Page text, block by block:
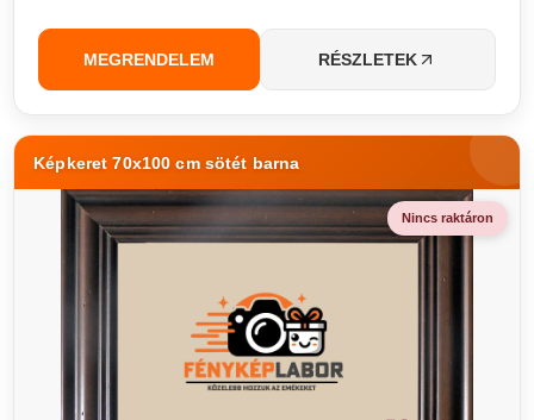
MEGRENDELEM RÉSZLETEK
Képkeret 70x100 cm sötét barna
Nincs raktáron